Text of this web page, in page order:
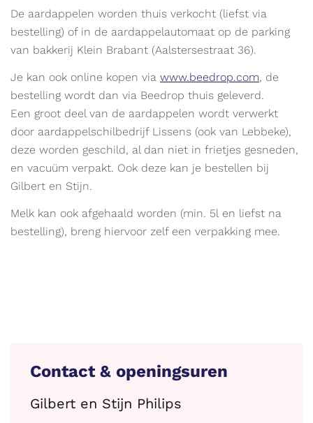
De aardappelen worden thuis verkocht (liefst via
bestelling) of in de aardappelautomaat op de parking
van bakkerij Klein Brabant (Aalstersestraat 36).
Je kan ook online kopen via www.beedrop.com, de
bestelling wordt dan via Beedrop thuis geleverd.
Een groot deel van de aardappelen wordt verwerkt
door aardappelschilbedrijf Lissens (ook van Lebbeke),
deze worden geschild, al dan niet in frietjes gesneden,
en vacuüm verpakt. Ook deze kan je bestellen bij
Gilbert en Stijn.
Melk kan ook afgehaald worden (min. 5l en liefst na
bestelling), breng hiervoor zelf een verpakking mee.
Contact & openingsuren
Gilbert en Stijn Philips